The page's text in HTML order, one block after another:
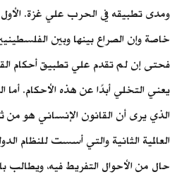
ومدى تطبيقه في الحرب علي غزة.
خاصة وإن الصراع بينها وبين
فحتى إن لم تقدم علي تطبيق أحكام
يعني التخلي أبدًا عن هذه الأحكام. أما
الذي يرى أن القانون الإنساني هو من
العالمية الثانية والتي أسست للنظام
حال من الأحوال التفريط فيه، ويطالب